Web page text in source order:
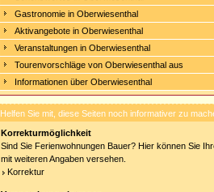
Gastronomie in Oberwiesenthal
Aktivangebote in Oberwiesenthal
Veranstaltungen in Oberwiesenthal
Tourenvorschläge von Oberwiesenthal aus
Informationen über Oberwiesenthal
Helfen Sie mit, diese Seiten noch informativer zu
Korrekturmöglichkeit
Sind Sie Ferienwohnungen Bauer? Hier können Sie
mit weiteren Angaben versehen.
Korrektur